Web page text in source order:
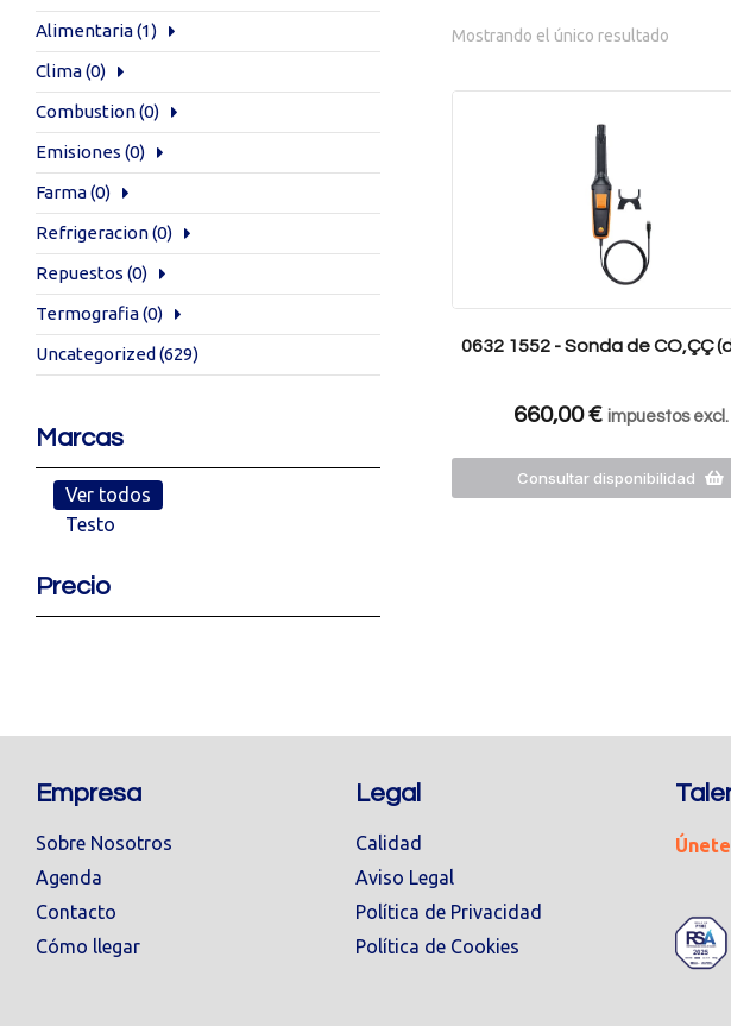
Alimentaria(1)
Clima(0)
Combustion(0)
Emisiones (0)
Farma(0)
Refrigeracion(0)
Repuestos (0)
Termografia(0)
Uncategorized (629)
Marcas
Ver todos
Testo
Precio
Mostrando el único resultado
0632 1552 - Sonda de CO‚ÇÇ
660,00€ impuestos excl.
Consultar disponibilidad
Empresa
Sobre Nosotros
Agenda
Contacto
Cómo llegar
Legal
Calidad
Aviso Legal
Política de Privacidad
Política de Cookies